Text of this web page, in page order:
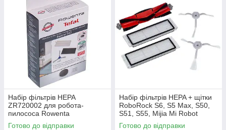
Набір фільтрів HEPA
ZR720002 для робота-
пилососа Rowenta
Готово до відправки
Набір фільтрів HEPA + щітки
RoboRock S6, S5 Max, S50,
S51, S55, Mijia Mi Robot
Xiaomi
Готово до відправки